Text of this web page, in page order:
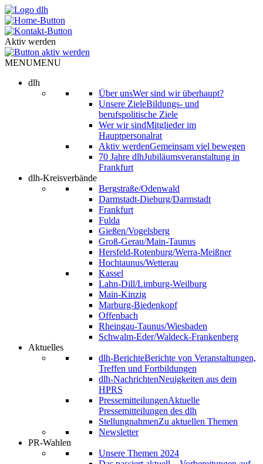
Skip
to
content
Aktiv werden
MENUMENU
dlh
Über unsWer sind wir überhaupt?
Unsere ZieleBildungs- und
berufspolitische Ziele
Wer wir sindMitglieder im
Hauptpersonalrat
Aktiv werdenGemeinsam viel bewegen
70 Jahre dlhJubiläumsveranstaltung in
Frankfurt
dlh-Kreisverbände
Bergstraße/Odenwald
Darmstadt-Dieburg/Darmstadt
Frankfurt
Fulda
Gießen/Vogelsberg
Groß-Gerau/Main-Taunus
Hersfeld-Rotenburg/Werra-Meißner
Hochtaunus/Wetterau
Kassel
Lahn-Dill/Limburg-Weilburg
Main-Kinzig
Marburg-Biedenkopf
Offenbach
Rheingau-Taunus/Wiesbaden
Schwalm-Eder/Waldeck-Frankenberg
Aktuelles
dlh-BerichteBerichte von Veranstaltungen,
Treffen und Fortbildungen
dlh-NachrichtenNeuigkeiten aus dem
HPRS
PressemitteilungenAktuelle
Pressemitteilungen des dlh
StellungnahmenZu aktuellen Themen
Newsletter
PR-Wahlen
Unsere Themen 2024